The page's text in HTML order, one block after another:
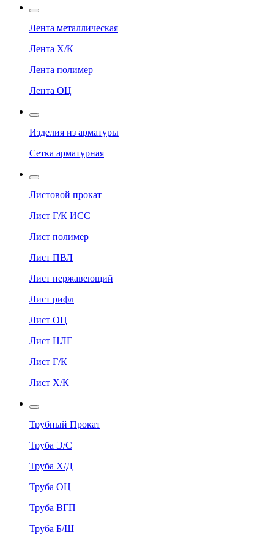
Лента металлическая
Лента Х/К
Лента полимер
Лента ОЦ
Изделия из арматуры
Сетка арматурная
Листовой прокат
Лист Г/К ИСС
Лист полимер
Лист ПВЛ
Лист нержавеющий
Лист рифл
Лист ОЦ
Лист НЛГ
Лист Г/К
Лист Х/К
Трубный Прокат
Труба Э/С
Труба Х/Д
Труба ОЦ
Труба ВГП
Труба Б/Ш